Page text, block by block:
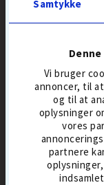
Samtykke
Vi bruger
annoncer, til
og til at
oplysninger
vores
partnere